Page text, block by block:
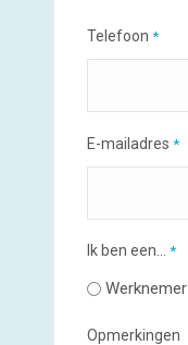
Telefoon *
E-mailadres *
Ik ben een... *
Werknemer
Opmerkingen